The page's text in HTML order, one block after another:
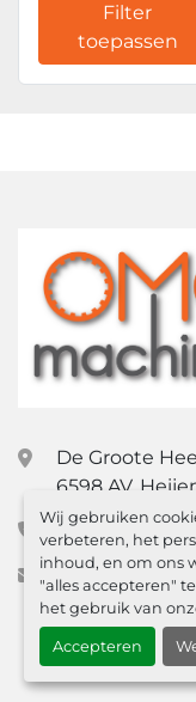
Wij gebruiken
verbeteren, het
inhoud, en om ons
"alles accepteren"
het gebruik van
Accepteren
Filter
toepassen
De Groote
6598 AV,
+31 (0) 85